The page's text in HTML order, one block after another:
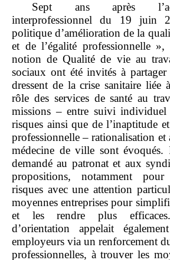
Sept ans après
interprofessionnel du 19 juin
politique d’amélioration de la
et de l’égalité professionnelle
notion de Qualité de vie au
sociaux ont été invités à partager
dressent de la crise sanitaire liée
rôle des services de santé au
missions – entre suivi individuel
risques ainsi que de l’inaptitude
professionnelle – rationalisation et
médecine de ville sont évoqués.
demandé au patronat et aux
propositions, notamment pour
risques avec une attention
moyennes entreprises pour
et les rendre plus
d’orientation appelait
employeurs via un renforcement
professionnelles, à trouver les